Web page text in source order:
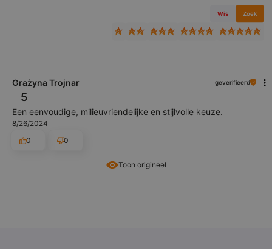
Wis Zoek
Toon origineel
Grażyna Trojnar geverifieerd
5
Een eenvoudige, milieuvriendelijke en stijlvolle keuze.
8/26/2024
0
0